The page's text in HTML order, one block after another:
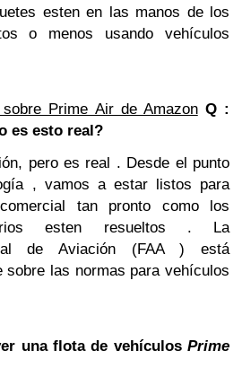
esten en las manos de los
o menos usando vehículos
Prime Air de Amazon Q :
es esto real?
pero es real . Desde el punto
, vamos a estar listos para
tan pronto como los
esten resueltos . La
de Aviación (FAA ) está
sobre las normas para vehículos
una flota de vehículos Prime